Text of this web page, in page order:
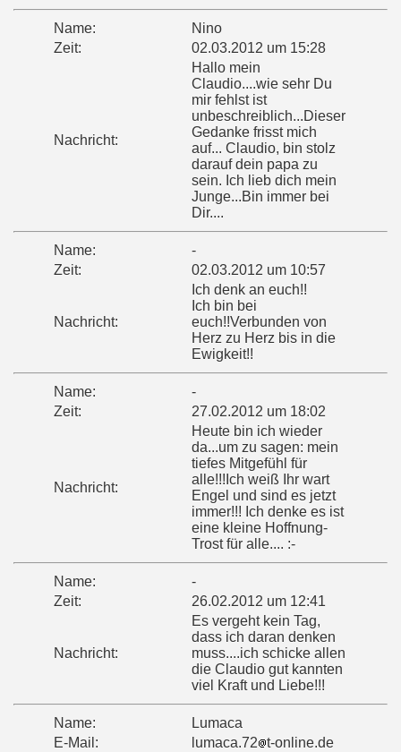
Name:
Nino
Zeit:
02.03.2012 um 15:28
Nachricht:
Hallo mein
Claudio....wie sehr Du
mir fehlst ist
unbeschreiblich...Dieser
Gedanke frisst mich
auf... Claudio, bin stolz
darauf dein papa zu
sein. Ich lieb dich mein
Junge...Bin immer bei
Dir....
Name:
-
Zeit:
02.03.2012 um 10:57
Nachricht:
Ich denk an euch!!
Ich bin bei
euch!!Verbunden von
Herz zu Herz bis in die
Ewigkeit!!
Name:
-
Zeit:
27.02.2012 um 18:02
Nachricht:
Heute bin ich wieder
da...um zu sagen: mein
tiefes Mitgefühl für
alle!!!Ich weiß Ihr wart
Engel und sind es jetzt
immer!!! Ich denke es ist
eine kleine Hoffnung-
Trost für alle.... :-
Name:
-
Zeit:
26.02.2012 um 12:41
Nachricht:
Es vergeht kein Tag,
dass ich daran denken
muss....ich schicke allen
die Claudio gut kannten
viel Kraft und Liebe!!!
Name:
Lumaca
E-Mail:
lumaca.72
t-online.de